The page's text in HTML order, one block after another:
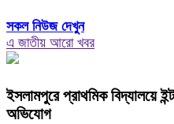
সকল নিউজ দেখুন
এ জাতীয় আরো খবর
ইসলামপুরে প্রাথমিক বিদ্যালয়ে
অভিযোগ